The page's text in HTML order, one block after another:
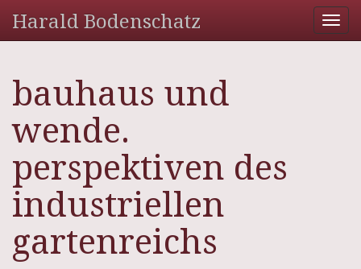
Harald Bodenschatz
bauhaus und
wende.
perspektiven des
industriellen
gartenreichs